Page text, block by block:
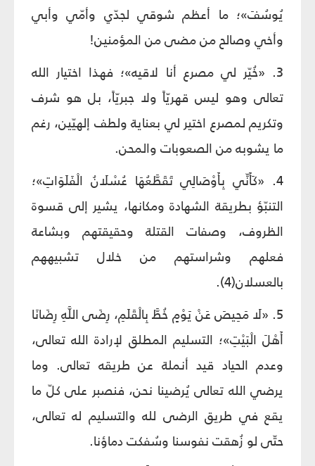
يُوسُفَ»؛ ما أعظم شوقي لجدّي وأمّي وأبي
وأخي وصالح من مضى من المؤمنين!
3. «خُيّر لي مصرع أنا لاقيه»؛ فهذا اختيار الله
تعالى وهو ليس قهريّاً ولا جبريّاً، بل هو شرف
وتكريم لمصرع اختير لي بعناية ولطف إلهيّين، رغم
ما يشوبه من الصعوبات والمحن.
4. «كَأَنِّي بِأَوْصَالِي تَقَطَّعُهَا عُسْلَانُ الْفَلَوَاتِ»‏؛
التنبّؤ بطريقة الشهادة ومكانها، يشير إلى قسوة
الظروف، وصفات القتلة وحقيقتهم وبشاعة
فعلهم وشراستهم من خلال تشبيههم
بالعسلان(4).
5. «لَا مَحِيصَ عَنْ يَوْمٍ خُطَّ بِالْقَلَمِ، رِضَى اللَّهِ رِضَانَا
أَهْلَ الْبَيْتِ»؛ التسليم المطلق لإرادة الله تعالى،
وعدم الحياد قيد أنملة عن طريقه تعالى. وما
يرضي الله تعالى يُرضينا نحن، فنصبر على كلّ ما
يقع في طريق الرضى لله والتسليم له تعالى،
حتّى لو زُهقت نفوسنا وسُفكت دماؤنا.